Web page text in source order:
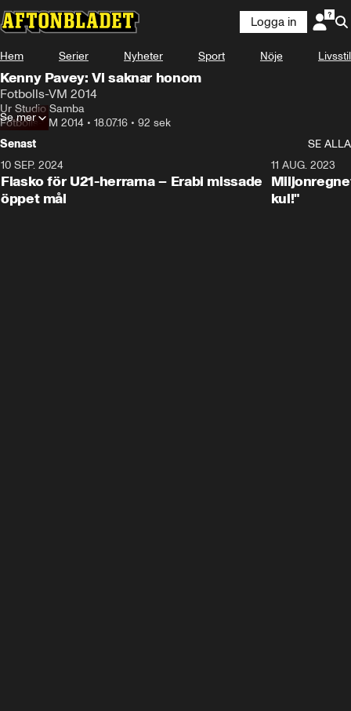
Logga in
Hem Serier Nyheter Sport Nöje Livsstil
Kenny Pavey: Vi saknar honom
Fotbolls-VM 2014
Ur Studio Samba
Fotbolls-VM 2014 • 18.07.16 • 92 sek
Se mer
Senast
SE ALLA
10 SEP. 2024
Fiasko för U21-herrarna – Erabi missade
öppet mål
11 AUG. 2023
kul!"